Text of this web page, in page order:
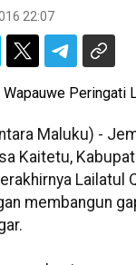
22:07
Maluku) -
Kaitetu,
Lailatul
membangun